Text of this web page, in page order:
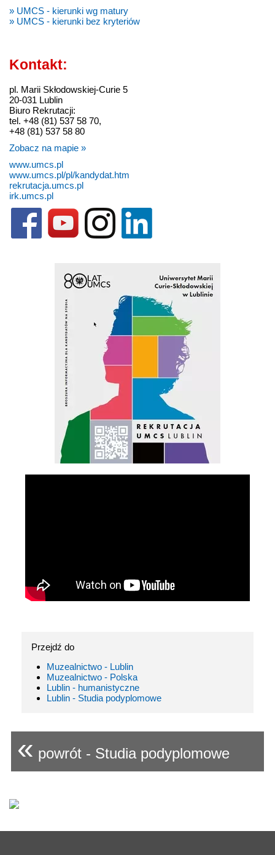
» UMCS - kierunki wg matury
» UMCS - kierunki bez kryteriów
Kontakt:
pl. Marii Skłodowskiej-Curie 5
20-031 Lublin
Biuro Rekrutacji:
tel. +48 (81) 537 58 70,
+48 (81) 537 58 80
Zobacz na mapie »
www.umcs.pl
www.umcs.pl/pl/kandydat.htm
rekrutacja.umcs.pl
irk.umcs.pl
Przejdź do
Muzealnictwo - Lublin
Muzealnictwo - Polska
Lublin - humanistyczne
Lublin - Studia podyplomowe
« powrót - Studia podyplomowe